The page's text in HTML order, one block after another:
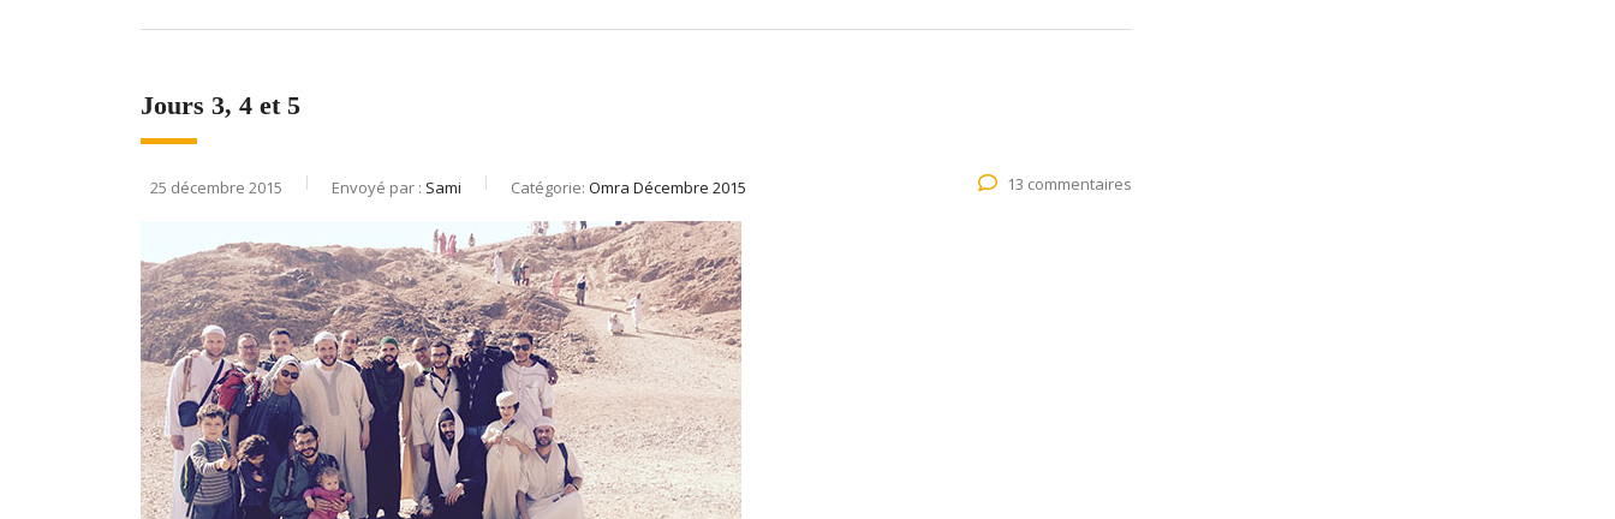
Jours 3, 4 et 5
25 décembre 2015 Envoyé par : Sami Catégorie: Omra Décembre 2015 13 commentaires